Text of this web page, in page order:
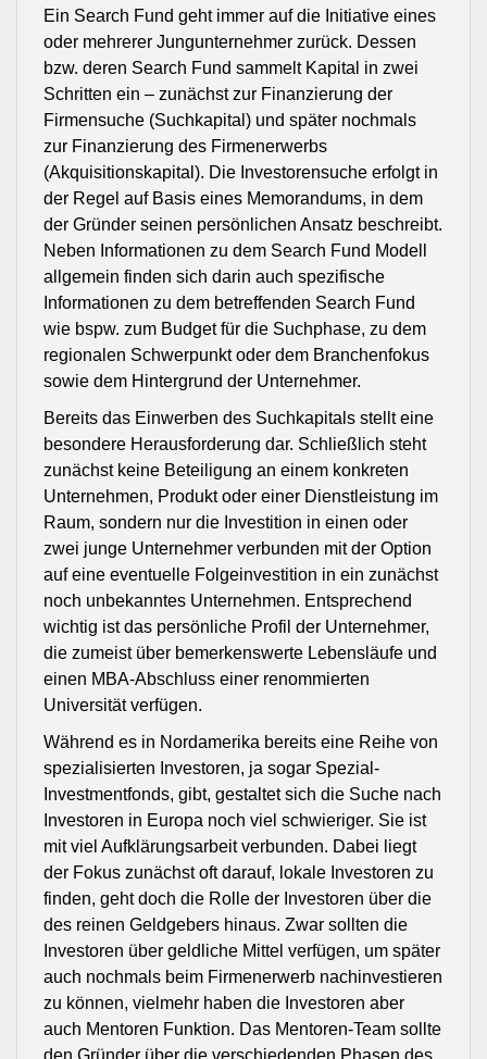
Ein Search Fund geht immer auf die Initiative eines
oder mehrerer Jungunternehmer zurück. Dessen
bzw. deren Search Fund sammelt Kapital in zwei
Schritten ein – zunächst zur Finanzierung der
Firmensuche (Suchkapital) und später nochmals
zur Finanzierung des Firmenerwerbs
(Akquisitionskapital). Die Investorensuche erfolgt in
der Regel auf Basis eines Memorandums, in dem
der Gründer seinen persönlichen Ansatz beschreibt.
Neben Informationen zu dem Search Fund Modell
allgemein finden sich darin auch spezifische
Informationen zu dem betreffenden Search Fund
wie bspw. zum Budget für die Suchphase, zu dem
regionalen Schwerpunkt oder dem Branchenfokus
sowie dem Hintergrund der Unternehmer.
Bereits das Einwerben des Suchkapitals stellt eine
besondere Herausforderung dar. Schließlich steht
zunächst keine Beteiligung an einem konkreten
Unternehmen, Produkt oder einer Dienstleistung im
Raum, sondern nur die Investition in einen oder
zwei junge Unternehmer verbunden mit der Option
auf eine eventuelle Folgeinvestition in ein zunächst
noch unbekanntes Unternehmen. Entsprechend
wichtig ist das persönliche Profil der Unternehmer,
die zumeist über bemerkenswerte Lebensläufe und
einen MBA-Abschluss einer renommierten
Universität verfügen.
Während es in Nordamerika bereits eine Reihe von
spezialisierten Investoren, ja sogar Spezial-
Investmentfonds, gibt, gestaltet sich die Suche nach
Investoren in Europa noch viel schwieriger. Sie ist
mit viel Aufklärungsarbeit verbunden. Dabei liegt
der Fokus zunächst oft darauf, lokale Investoren zu
finden, geht doch die Rolle der Investoren über die
des reinen Geldgebers hinaus. Zwar sollten die
Investoren über geldliche Mittel verfügen, um später
auch nochmals beim Firmenerwerb nachinvestieren
zu können, vielmehr haben die Investoren aber
auch Mentoren Funktion. Das Mentoren-Team sollte
den Gründer über die verschiedenden Phasen des